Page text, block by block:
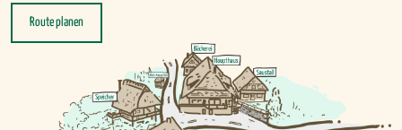
Route planen